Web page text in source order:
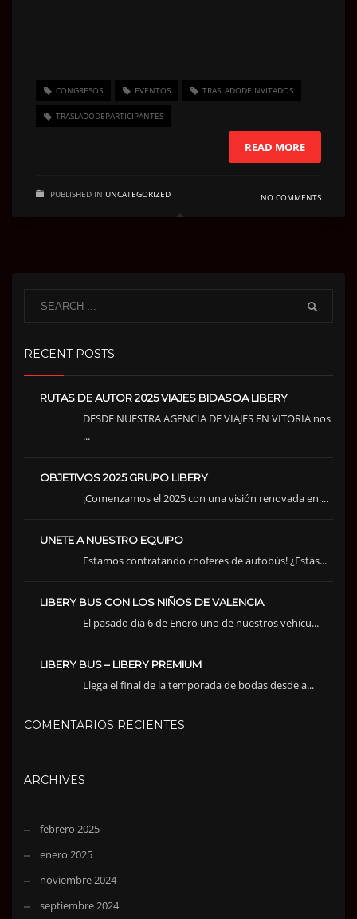
CONGRESOS EVENTOS TRASLADODEINVITADOS
TRASLADODEPARTICIPANTES
READ MORE
PUBLISHED IN UNCATEGORIZED NO COMMENTS
RECENT POSTS
RUTAS DE AUTOR 2025 VIAJES BIDASOA LIBERY
DESDE NUESTRA AGENCIA DE VIAJES EN VITORIA nos
...
OBJETIVOS 2025 GRUPO LIBERY
¡Comenzamos el 2025 con una visión renovada en ...
UNETE A NUESTRO EQUIPO
Estamos contratando choferes de autobús! ¿Estás...
LIBERY BUS CON LOS NIÑOS DE VALENCIA
El pasado día 6 de Enero uno de nuestros vehícu...
LIBERY BUS – LIBERY PREMIUM
Llega el final de la temporada de bodas desde a...
COMENTARIOS RECIENTES
ARCHIVES
febrero 2025
enero 2025
noviembre 2024
septiembre 2024